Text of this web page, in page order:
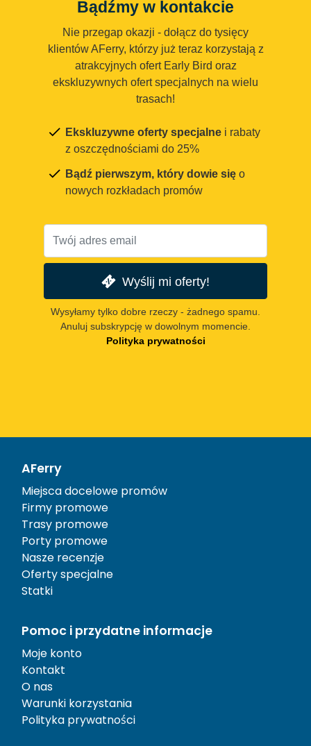
Bądźmy w kontakcie
Nie przegap okazji - dołącz do tysięcy
klientów AFerry, którzy już teraz korzystają z
atrakcyjnych ofert Early Bird oraz
ekskluzywnych ofert specjalnych na wielu
trasach!
Ekskluzywne oferty specjalne i rabaty
z oszczędnościami do 25%
Bądź pierwszym, który dowie się o
nowych rozkładach promów
Wyślij mi oferty!
Wysyłamy tylko dobre rzeczy - żadnego spamu.
Anuluj subskrypcję w dowolnym momencie.
Polityka prywatności
AFerry
Miejsca docelowe promów
Firmy promowe
Trasy promowe
Porty promowe
Nasze recenzje
Oferty specjalne
Statki
Pomoc i przydatne informacje
Moje konto
Kontakt
O nas
Warunki korzystania
Polityka prywatności